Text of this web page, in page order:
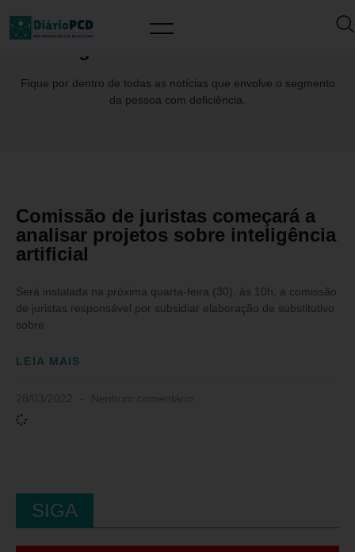
Fique por dentro de todas as notícias que envolve o segmento
da pessoa com deficiência.
Comissão de juristas começará a
analisar projetos sobre inteligência
artificial
Será instalada na próxima quarta-feira (30), às 10h, a comissão
de juristas responsável por subsidiar elaboração de substitutivo
sobre
LEIA MAIS
SIGA